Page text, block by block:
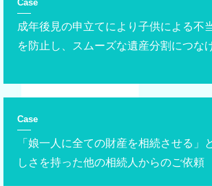
Case
成年後見の申立てにより子供による不
を防止し、スムーズな遺産分割につな
Case
「娘一人に全ての財産を相続させる」
しさを持った他の相続人からのご依頼